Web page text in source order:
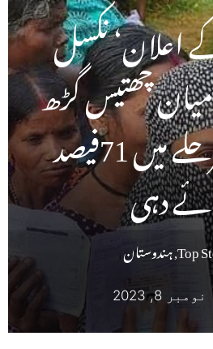
اعلان‘ نکسل
چھتیس گڑھ
میں پہلے مرحلے میں 71فیصد
دہی
Top
,ہندوستان
نومبر 8, 2023